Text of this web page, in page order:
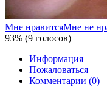
Мне нравитсяМне не
93% (9 голосов)
Информация
Пожаловаться
Комментарии (0)